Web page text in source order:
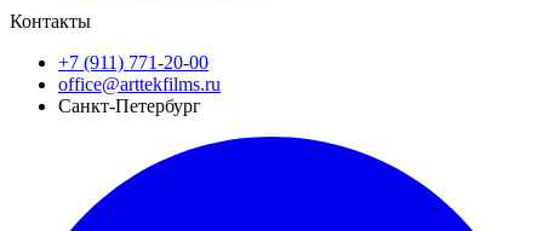
Контакты
+7 (911) 771-20-00
office@arttekfilms.ru
Санкт-Петербург